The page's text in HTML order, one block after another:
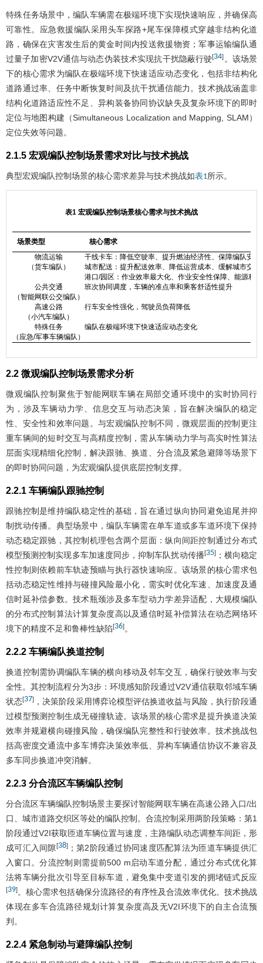
特殊任务场景中，编队车辆需在极端环境下实现快速响应，并确保高
可靠性。应急救援编队采用头车探路+尾车保障模式穿越非结构化道
路，确保在灾害发生后的黄金时间内投送救援物资；军事运输编队通
过量子加密V2V通信与动态伪装技术实现抗干扰隐蔽行驶[34] 。该场景
下的核心需求为编队在极端环境下快速适应动态变化，包括非结构化
道路通过率、任务中断恢复时间及抗干扰通信能力。技术挑战涵盖非
结构化道路适应性不足、异构装备协同协议缺失及复杂环境下的即时
定位与地图构建（Simultaneous Localization and Mapping, SLAM）
定位失效等问题。
2.1.5 宏观编队控制场景需求对比与技术挑战
典型宏观编队控制场景的核心需求差异与技术挑战如表1所示。
表1 宏观编队控制场景核心需求与技术挑战
场景类型
核心需求
物流运输
（货车编队）
干线卡车：降低空驶率、提升燃油经济性、保障编队安全
城市配送：提升配送效率、降低运营成本、缓解城市交通
港口/园区：作业效率最大化、作业安全性保障、能源利
公共交通
（智能网联公交编队）
班次协同调度，车辆的准点率和乘客舒适性提升
高速公路
（小汽车编队）
行车安全性强化，驾驶员负荷降低
特殊任务
（应急/军事车辆编队）
编队在极端环境下快速适应动态变化
2.2 微观编队控制场景需求分析
微观编队控制聚焦于智能网联车辆在局部交通环境中的实时协同行
为，涉及车辆动力学、信息交互与动态决策，旨在解决编队的稳定
性、安全性和效率问题。与宏观编队控制不同，微观层面的控制更注
重车辆间的短时交互与高精度控制，需从车辆动力学与高实时性算法
层面实现精细化控制，解决跟驰、换道、分合流及紧急避障等场景下
的即时协同问题，为宏观编队提供底层控制支撑。
2.2.1 车辆编队跟驰控制
跟驰控制是维持编队稳定性的基础，旨在通过纵向协同避免追尾并抑
制扰动传播。典型场景中，编队车辆需在单车道或多车道环境下保持
动态稳定跟驰，其控制机理包含两个层面：纵向间距控制通过分布式
模型预测控制实现多车加速度同步，抑制车队扰动传播[35]；横向稳定
性控制则依赖前车轨迹预瞄与执行器快速响应。该场景的核心需求包
括动态稳定性维持与碰撞风险最小化，需实时优化车速、加速度及通
信时延补偿参数。技术瓶颈涉及多车型动力学差异适配，大规模编队
的分布式控制算法计算复杂度高以及通信时延补偿算法在动态网络环
境下的精度不足和鲁棒性缺陷[36]。
2.2.2 车辆编队换道控制
换道控制需协调编队车辆的横向移动及邻车交互，确保行驶效率与安
全性。其控制流程分为3步：环境感知阶段通过V2V通信获取邻域车辆
状态[37] ，决策阶段采用博弈论模型评估换道收益与风险，执行阶段通
过模型预测控制生成无碰撞轨迹。该场景的核心需求是提升换道决策
效率并规避横向碰撞风险，确保编队完整性和行驶效率。技术挑战包
括高密度交通流中多车博弈决策效率低、异构车辆通信协议不兼容及
多车同步换道冲突消解。
2.2.3 分合流区车辆编队控制
分合流区车辆编队控制场景主要探讨智能网联车辆在高速公路入口/出
口、城市道路交织区等处的编队控制。合流控制采用两阶段策略：第1
阶段通过V2I获取匝道车辆位置与速度，主路编队动态调整车间距，形
成可汇入间隙[38]；第2阶段通过协同速度匹配算法为匝道车辆提供汇
入窗口。分流控制则需提前500 m启动车道分配，通过分布式优化算
法将车辆分批次引导至目标车道，避免集中变道引发的拥堵链式反应
[39]。核心需求包括确保分流路径的有序性及合流效率优化。技术挑战
体现在多车合流路径规划计算复杂度高及无V2I环境下的自主合流预
判。
2.2.4 紧急制动与避障编队控制